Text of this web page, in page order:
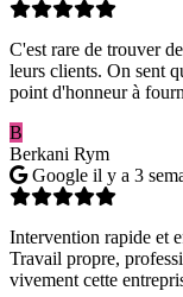
C'est rare de trouver
leurs clients. On sent
point d'honneur à
B
Berkani Rym
Google il y a 3
Intervention rapide et
Travail propre,
vivement cette